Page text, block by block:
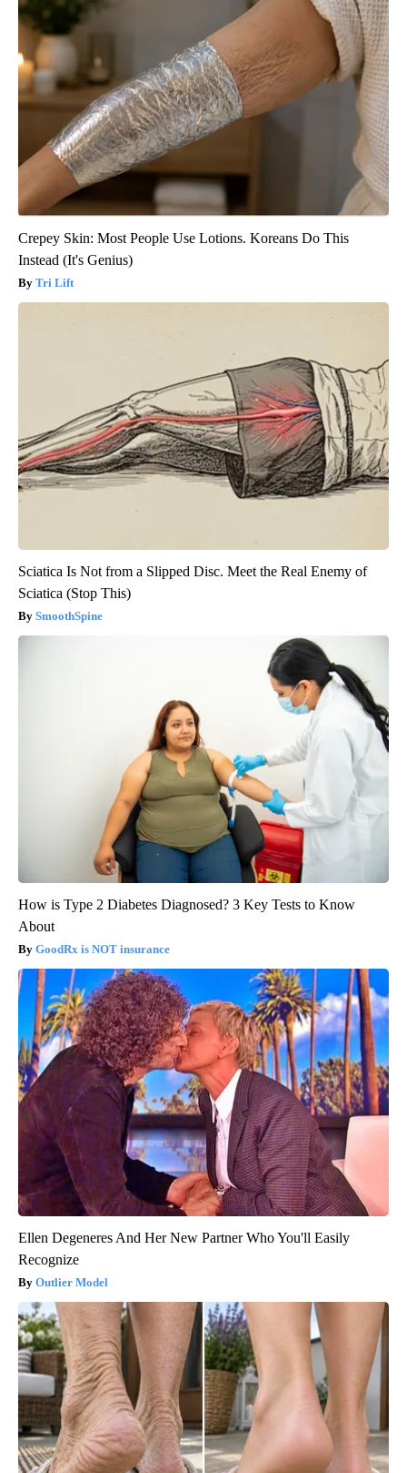
Crepey Skin: Most People Use Lotions. Koreans Do This
Instead (It's Genius)
Tri Lift
Sciatica Is Not from a Slipped Disc. Meet the Real Enemy of
Sciatica (Stop This)
SmoothSpine
How is Type 2 Diabetes Diagnosed? 3 Key Tests to Know
About
GoodRx is NOT insurance
Ellen Degeneres And Her New Partner Who You'll Easily
Recognize
Outlier Model